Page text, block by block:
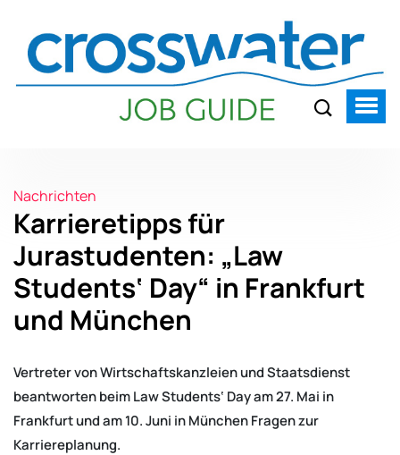
Nachrichten
Karrieretipps für
Jurastudenten: „Law
Students‘ Day“ in Frankfurt
und München
Vertreter von Wirtschaftskanzleien und Staatsdienst
beantworten beim Law Students‘ Day am 27. Mai in
Frankfurt und am 10. Juni in München Fragen zur
Karriereplanung.